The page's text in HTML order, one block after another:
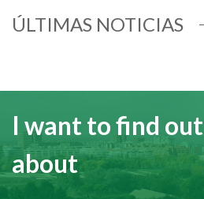
ÚLTIMAS NOTICIAS
I want to find out
about